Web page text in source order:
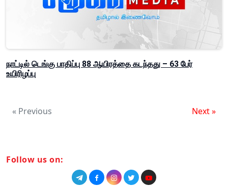
நாட்டில் டெங்கு பாதிப்பு 88 ஆயிரத்தை கடந்தது – 63 பேர்
உயிரிழப்பு
« Previous Next »
Follow us on: